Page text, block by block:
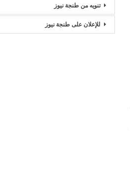
تنويه من طنجة نيوز
للإعلان على طنجة نيوز